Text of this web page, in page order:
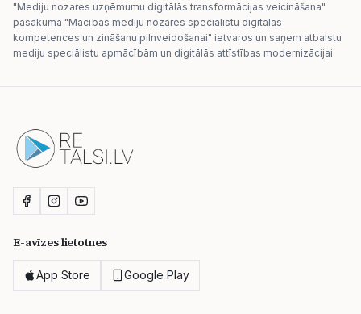
"Mediju nozares uzņēmumu digitālās transformācijas veicināšana"
pasākumā "Mācības mediju nozares speciālistu digitālās
kompetences un zināšanu pilnveidošanai" ietvaros un saņem atbalstu
mediju speciālistu apmācībām un digitālās attīstības modernizācijai.
E-avīzes lietotnes
App Store Google Play